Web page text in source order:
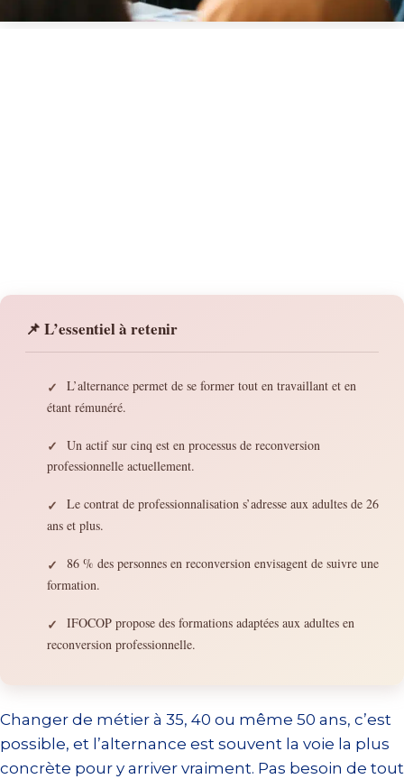
📌 L’essentiel à retenir
✓
L’alternance permet de se former tout en travaillant et en
étant rémunéré.
✓
Un actif sur cinq est en processus de reconversion
professionnelle actuellement.
✓
Le contrat de professionnalisation s’adresse aux adultes de 26
ans et plus.
✓
86 % des personnes en reconversion envisagent de suivre une
formation.
✓
IFOCOP propose des formations adaptées aux adultes en
reconversion professionnelle.
Changer de métier à 35, 40 ou même 50 ans, c’est
possible, et l’alternance est souvent la voie la plus
concrète pour y arriver vraiment. Pas besoin de tout